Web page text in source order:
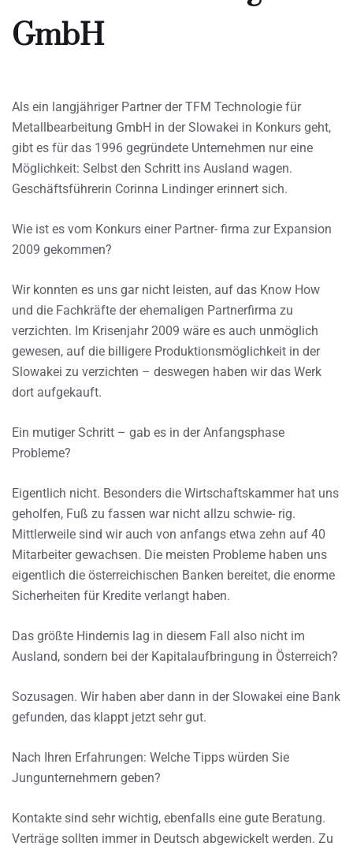
GmbH
Als ein langjähriger Partner der TFM Technologie für
Metallbearbeitung GmbH in der Slowakei in Konkurs geht,
gibt es für das 1996 gegründete Unternehmen nur eine
Möglichkeit: Selbst den Schritt ins Ausland wagen.
Geschäftsführerin Corinna Lindinger erinnert sich.
Wie ist es vom Konkurs einer Partner- firma zur Expansion
2009 gekommen?
Wir konnten es uns gar nicht leisten, auf das Know How
und die Fachkräfte der ehemaligen Partnerfirma zu
verzichten. Im Krisenjahr 2009 wäre es auch unmöglich
gewesen, auf die billigere Produktionsmöglichkeit in der
Slowakei zu verzichten – deswegen haben wir das Werk
dort aufgekauft.
Ein mutiger Schritt – gab es in der Anfangsphase
Probleme?
Eigentlich nicht. Besonders die Wirtschaftskammer hat uns
geholfen, Fuß zu fassen war nicht allzu schwie- rig.
Mittlerweile sind wir auch von anfangs etwa zehn auf 40
Mitarbeiter gewachsen. Die meisten Probleme haben uns
eigentlich die österreichischen Banken bereitet, die enorme
Sicherheiten für Kredite verlangt haben.
Das größte Hindernis lag in diesem Fall also nicht im
Ausland, sondern bei der Kapitalaufbringung in Österreich?
Sozusagen. Wir haben aber dann in der Slowakei eine Bank
gefunden, das klappt jetzt sehr gut.
Nach Ihren Erfahrungen: Welche Tipps würden Sie
Jungunternehmern geben?
Kontakte sind sehr wichtig, ebenfalls eine gute Beratung.
Verträge sollten immer in Deutsch abgewickelt werden. Zu